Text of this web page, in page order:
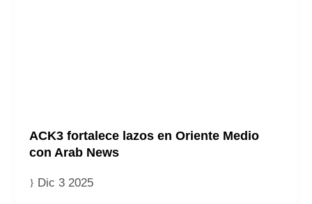
ACK3 fortalece lazos en Oriente Medio
con Arab News
Dic 3 2025